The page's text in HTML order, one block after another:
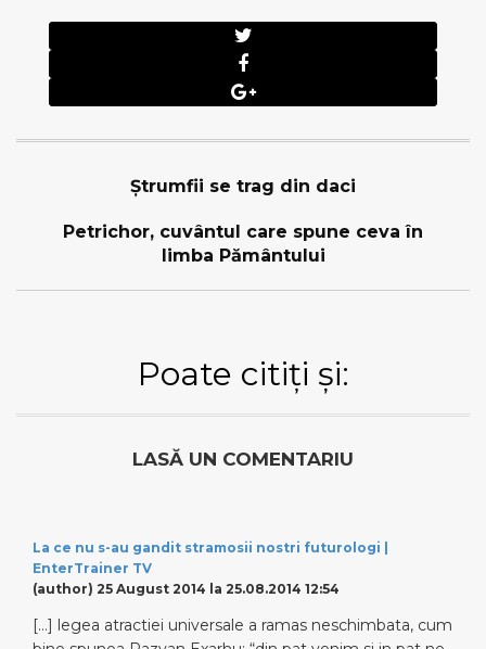
Ștrumfii se trag din daci
Petrichor, cuvântul care spune ceva în
limba Pământului
Poate citiți și:
LASĂ UN COMENTARIU
La ce nu s-au gandit stramosii nostri futurologi |
EnterTrainer TV
(author) 25 August 2014 la 25.08.2014 12:54
[…] legea atractiei universale a ramas neschimbata, cum